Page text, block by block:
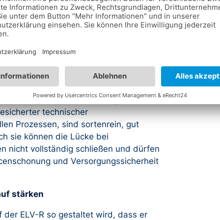
aus Sicht von TecPart keine
von allen Sekundärmaterialien
ist, dass sich der Markt selbst trägt.
Blick verloren werden
werden, hält es TecPart für
post-industrieller
zu monitoren. PIR-Rezyklate sind
technischer
Prozessen, sind sortenrein, gut
sie können die Lücke bei
nicht vollständig schließen und dürfen
und Versorgungssicherheit
stärken
ELV-R so gestaltet wird, dass er